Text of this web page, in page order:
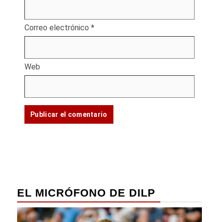
Correo electrónico *
Web
EL MICRÓFONO DE DILP